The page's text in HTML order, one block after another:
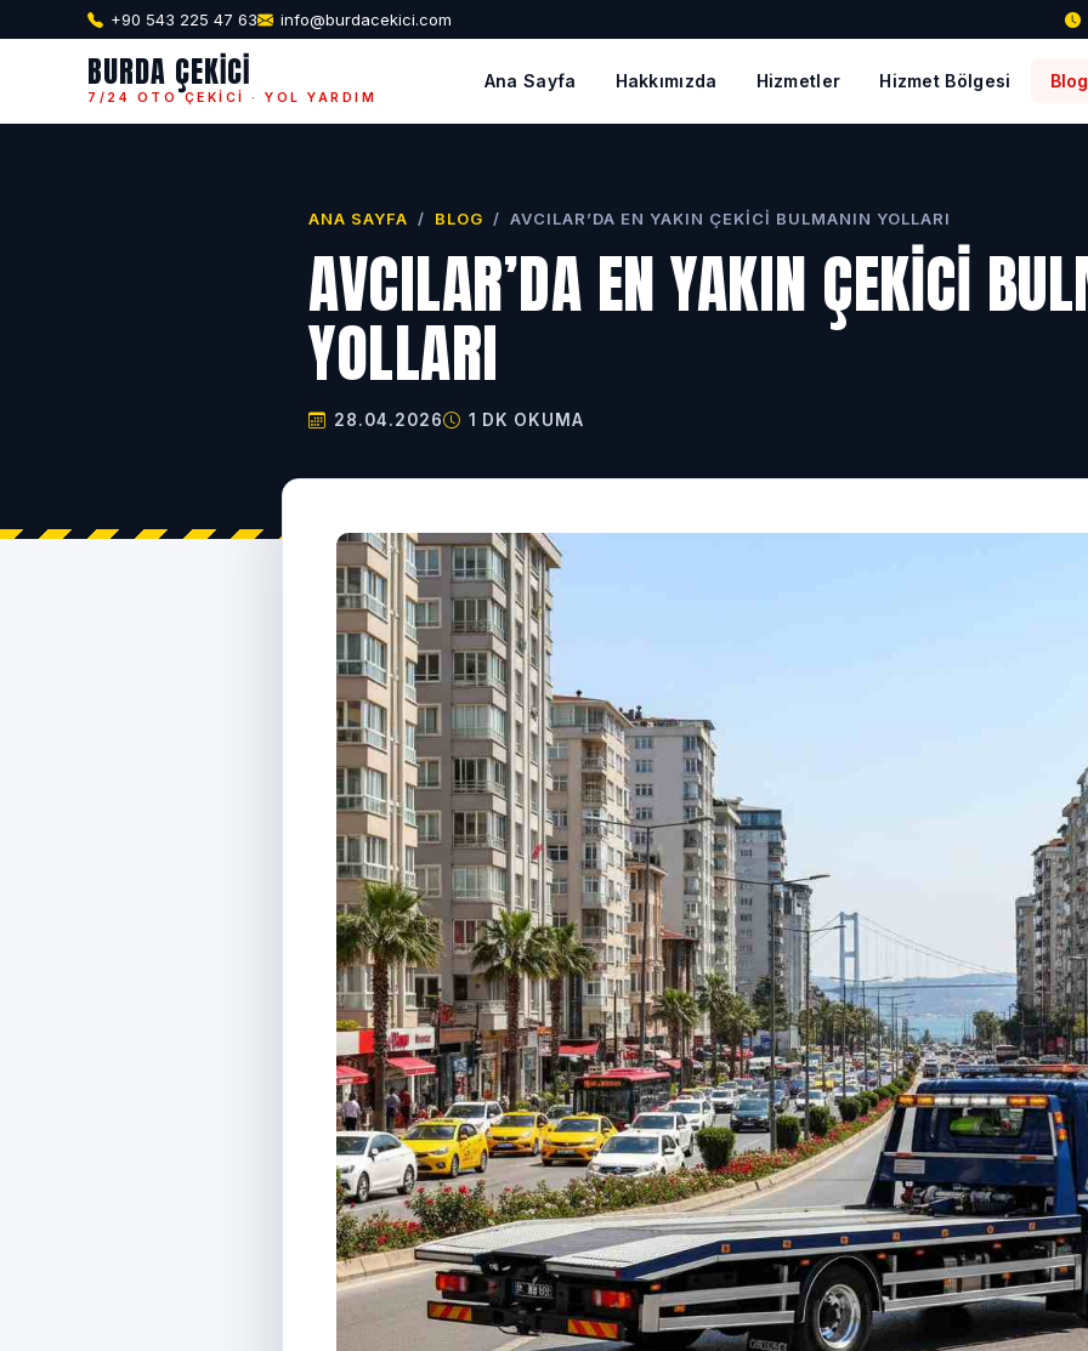
+90 543 225 47 63 info@burdacekici.com
BURDA ÇEKICI
7/24 OTO ÇEKICI · YOL YARDIM
Ana Sayfa Hakkımızda Hizmetler Hizmet Bölgesi Blog
ANA SAYFA / BLOG / AVCILAR’DA EN YAKIN ÇEKICI BULMANIN YOLLARI
AVCILAR’DA EN YAKIN ÇEKICI
YOLLARI
28.04.2026 1 DK OKUMA